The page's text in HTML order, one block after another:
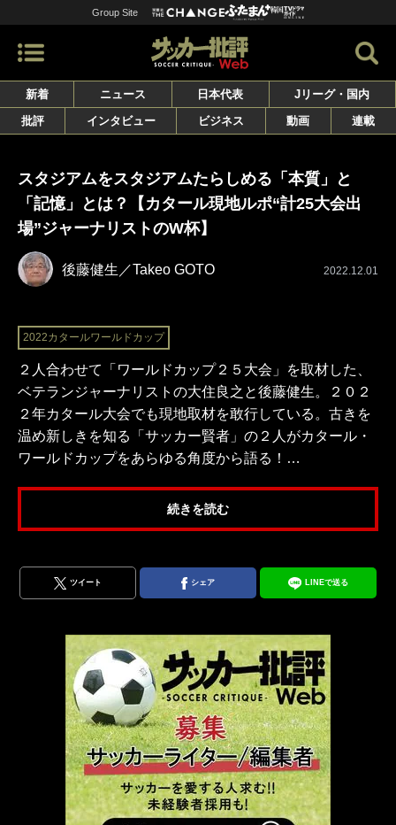
Group Site
新着 ニュース 日本代表
Jリーグ・国内
批評
インタビュー ビジネス 動画 連載
スタジアムをスタジアムたらしめる「本質」と
「記憶」とは？【カタール現地ルポ“計25大会出
場”ジャーナリストのW杯】
後藤健生／Takeo GOTO 2022.12.01
2022カタールワールドカップ
２人合わせて「ワールドカップ２５大会」を取材した、
ベテランジャーナリストの大住良之と後藤健生。２０２
２年カタール大会でも現地取材を敢行している。古きを
温め新しきを知る「サッカー賢者」の２人がカタール・
ワールドカップをあらゆる角度から語る！…
続きを読む
ツイート シェア LINEで送る